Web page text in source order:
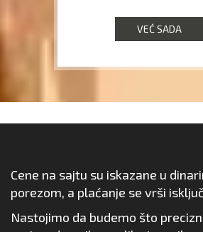
VEĆ SADA
Cene na sajtu su iskazane u
porezom, a plaćanje se vrši
Nastojimo da budemo što